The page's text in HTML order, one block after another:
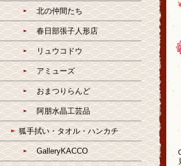
北の仲間たち
春日部張子人形店
リュウコドウ
アミューズ
おまつりらんど
阿朋水晶工芸品
狐手拭い・タオル・ハンカチ
GalleryKACCO